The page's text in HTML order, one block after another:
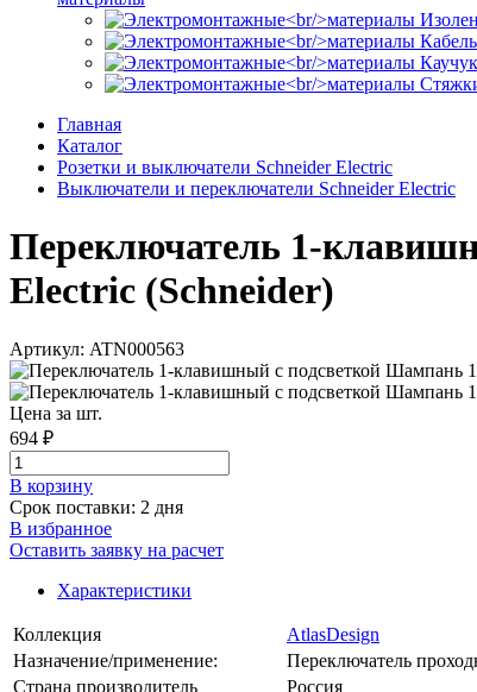
Главная
Каталог
Розетки и выключатели Schneider Electric
Выключатели и переключатели Schneider Electric
Переключатель 1-
Electric (Schneider)
Артикул: ATN000563
Цена за шт.
694 ₽
В корзинy
Срок поставки: 2 дня
В избранное
Оставить заявку на расчет
Характеристики
Коллекция
AtlasDesign
Назначение/применение:
Переключатель
Страна производитель
Россия